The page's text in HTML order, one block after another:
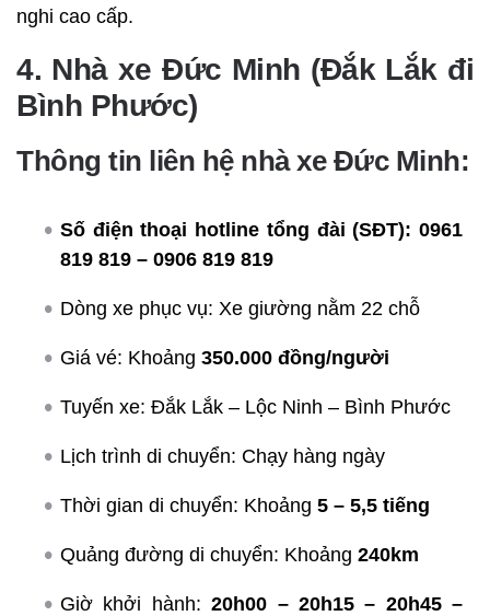
nghi cao cấp.
4. Nhà xe Đức Minh (Đắk Lắk đi
Bình Phước)
Thông tin liên hệ nhà xe Đức Minh:
Số điện thoại hotline tổng đài (SĐT): 0961
819 819 – 0906 819 819
Dòng xe phục vụ: Xe giường nằm 22 chỗ
Giá vé: Khoảng 350.000 đồng/người
Tuyến xe: Đắk Lắk – Lộc Ninh – Bình Phước
Lịch trình di chuyển: Chạy hàng ngày
Thời gian di chuyển: Khoảng 5 – 5,5 tiếng
Quảng đường di chuyển: Khoảng 240km
Giờ khởi hành:20h00 – 20h15 – 20h45 –